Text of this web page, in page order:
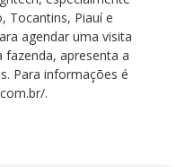
Tocantins, Piauí e
agendar uma visita
fazenda, apresenta a
Para informações é
.